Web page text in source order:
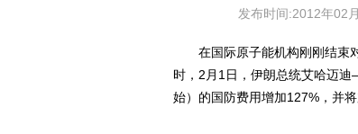
发布时间:2012年02
在国际原子能机构刚刚结束对
时，2月1日，伊朗总统艾哈迈
始）的国防费用增加127%，并